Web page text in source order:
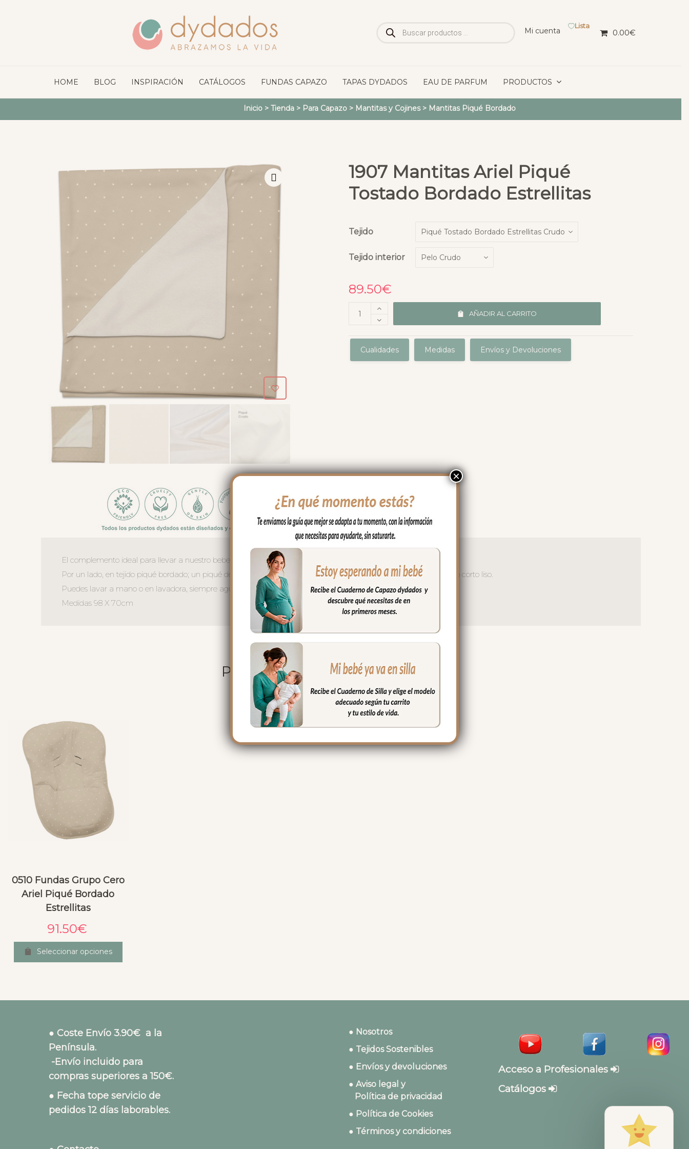
de
productos
Mi cuenta
Lista
0.00€
HOME BLOG INSPIRACIÓN CATÁLOGOS FUNDAS CAPAZO TAPAS DYDADOS EAU DE PARFUM PRODUCTOS
Inicio> Tienda> Para Capazo> Mantitas y Cojines> Mantitas Piqué Bordado
1907 Mantitas Ariel Piqué
Tostado Bordado Estrellitas
Tejido
Tejido interior
89.50€
AÑADIR AL CARRITO
Cualidades Medidas Envíos y Devoluciones
El complemento ideal para llevar a nuestro bebe en brazos, para usar en el capazo o en la cuna.
Por un lado, en tejido piqué bordado; un piqué de algodón y por el otro puedes elegir en piqué de algodón o en pelo corto liso.
Puedes lavar a mano o en lavadora, siempre agua fría, jabones no abrasivos y secado al natural.
Medidas 98 X 70cm
PRODUCTOS RELACIONADOS
0510 Fundas Grupo Cero
Ariel Piqué Bordado
Estrellitas
91.50€
Seleccionar opciones
● Coste Envío 3.90€ a la
Península.
-Envío incluido para
compras superiores a 150€.
● Fecha tope servicio de
pedidos 12 días laborables.
● Nosotros
● Tejidos Sostenibles
● Envíos y devoluciones
● Aviso legal y
Política de privacidad
● Política de Cookies
● Términos y condiciones
Acceso a Profesionales
Catálogos
×